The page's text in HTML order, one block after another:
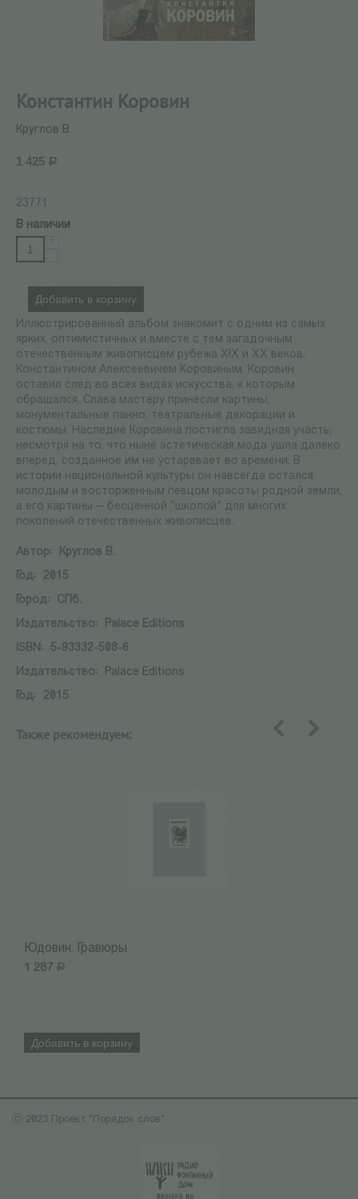
Константин Коровин
Круглов В.
1 425 Р
23771
В наличии
Добавить в корзину
Иллюстрированный альбом знакомит с одним из самых
ярких, оптимистичных и вместе с тем загадочным
отечественным живописцем рубежа XIX и XX веков,
Константином Алексеевичем Коровиным. Коровин
оставил след во всех видах искусства, к которым
обращался. Слава мастеру принесли картины,
монументальные панно, театральные декорации и
костюмы. Наследие Коровина постигла завидная участь;
несмотря на то, что ныне эстетическая мода ушла далеко
вперед, созданное им не устаревает во времени. В
истории национальной культуры он навсегда остался
молодым и восторженным певцом красоты родной земли,
а его картины — бесценной "школой" для многих
поколений отечественных живописцев.
Автор:
Круглов В.
Год:
2015
Город:
СПб.
Издательство:
Palace Editions
ISBN:
5-93332-508-6
Издательство:
Palace Editions
Год:
2015
Также рекомендуем:
Юдовин. Гравюры
1 287 Р
Добавить в корзину
ⓒ 2023 Проект "Порядок слов"